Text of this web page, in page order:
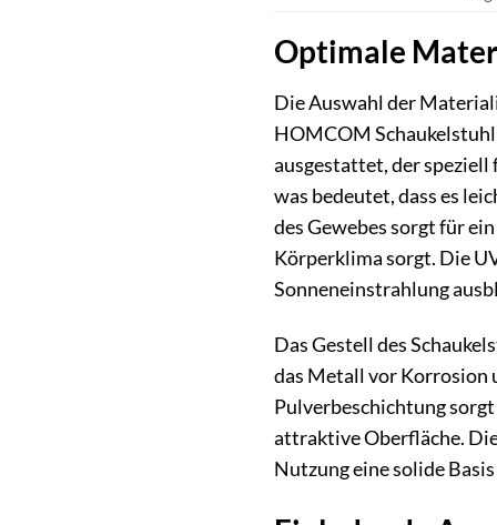
Optimale
Die Auswahl der
HOMCOM
ausgestattet, der speziell
was bedeutet, dass es
des Gewebes sorgt für
Körperklima sorgt. Die
Sonneneinstrahlung
Das Gestell des
das Metall vor Korrosion
Pulverbeschichtung
attraktive Oberfläche.
Nutzung eine solide